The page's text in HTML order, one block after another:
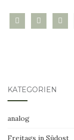
bloglovininstagramtwitter
KATEGORIEN
analog
Freitags in Südost